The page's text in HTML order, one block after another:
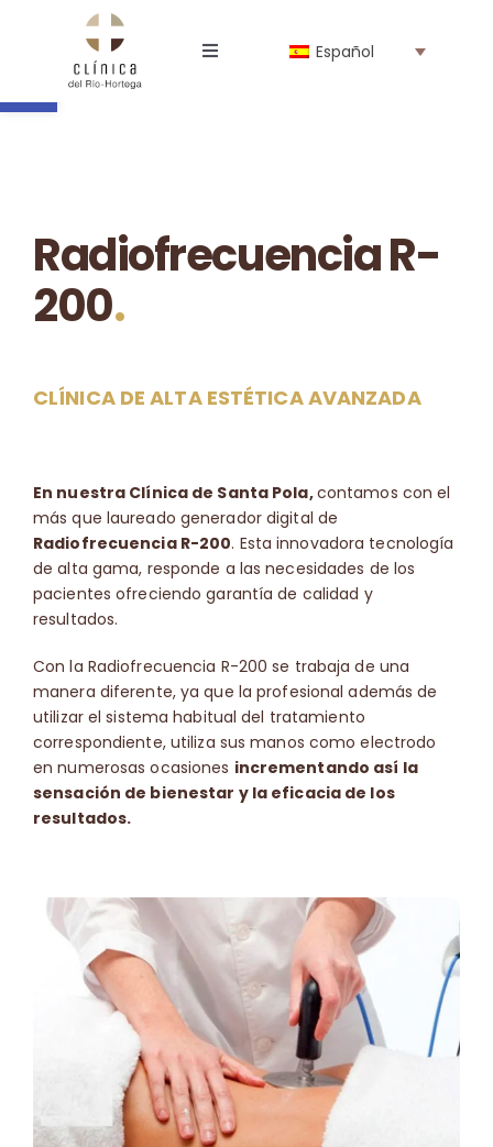
contenido
Español
Toggle
Especialidades
Noticias
Contacto
Español
Radiofrecuencia R-
200.
CLÍNICA DE ALTA ESTÉTICA AVANZADA
En nuestra Clínica de Santa Pola,contamos con el
más que laureado generador digital de
Radiofrecuencia R-200. Esta innovadora tecnología
de alta gama, responde a las necesidades de los
pacientes ofreciendo garantía de calidad y
resultados.
Con la Radiofrecuencia R-200 se trabaja de una
manera diferente, ya que la profesional además de
utilizar el sistema habitual del tratamiento
correspondiente, utiliza sus manos como electrodo
en numerosas ocasiones incrementando así la
sensación de bienestar y la eficacia de los
resultados.
Abrir barra de herramientas